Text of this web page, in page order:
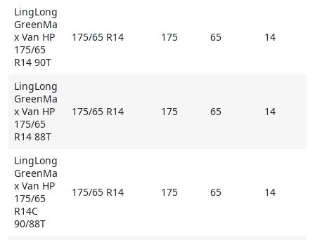
- протекторный рисунок с массивными продольными
ребрами и многочисленными ламелями
обеспечивает надежное сцепление и легкость
управления на сухом и мокром покрытии;
- специальный компаунд с повышенной
устойчивостью к абразивному истиранию и
растрескиванию.
происхождения могут быть промаркированы
обозначением M+S
LingLong
GreenMa
x Van HP
175/65
R14 90T
175/65 R14 175 65 14
LingLong
GreenMa
x Van HP
175/65
R14 88T
175/65 R14 175 65 14
LingLong
GreenMa
x Van HP
175/65
R14C
90/88T
175/65 R14 175 65 14